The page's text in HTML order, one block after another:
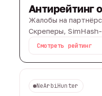
Антирейтинг
Жалобы на
Скреперы,
Смотреть рейтинг
NeArbiHunter